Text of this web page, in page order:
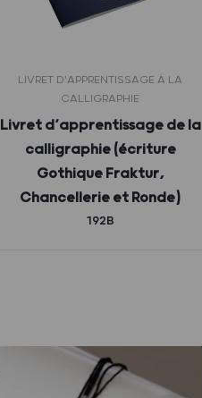
LIVRET D'APPRENTISSAGE À LA
CALLIGRAPHIE
Livret d’apprentissage de la
calligraphie (écriture
Gothique Fraktur,
Chancellerie et Ronde)
192B